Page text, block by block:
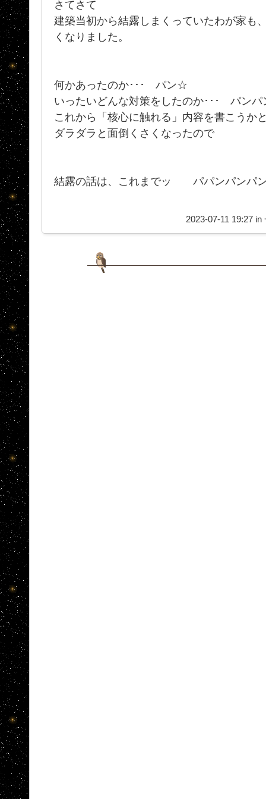
さてさて
建築当初から結露しまくっていたわが家も
くなりました。
何かあったのか･･･ パン☆
いったいどんな対策をしたのか･･･ パン
これから「核心に触れる」内容を書こうか
ダラダラと面倒くさくなったので
結露の話は、これまでッ パパンパンパ
2023-07-11 19:27 in